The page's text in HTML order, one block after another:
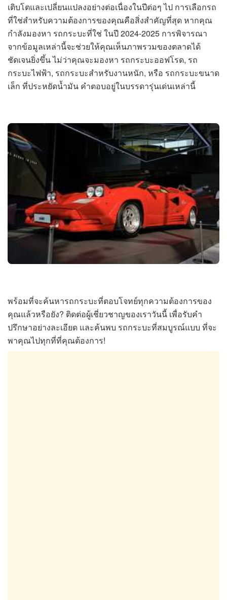
เติบโตและเปลี่ยนแปลงอย่างต่อเนื่องในปีต่อๆ ไป การเลือกรถ
ที่ใช่สำหรับความต้องการของคุณคือสิ่งสำคัญที่สุด หากคุณ
กำลังมองหา รถกระบะที่ใช่ ในปี 2024-2025 การพิจารณา
จากข้อมูลเหล่านี้จะช่วยให้คุณเห็นภาพรวมของตลาดได้
ชัดเจนยิ่งขึ้น ไม่ว่าคุณจะมองหา รถกระบะออฟโรด, รถ
กระบะไฟฟ้า, รถกระบะสำหรับงานหนัก, หรือ รถกระบะขนาด
เล็ก ที่ประหยัดน้ำมัน คำตอบอยู่ในบรรดารุ่นเด่นเหล่านี้
พร้อมที่จะค้นหารถกระบะที่ตอบโจทย์ทุกความต้องการของ
คุณแล้วหรือยัง? ติดต่อผู้เชี่ยวชาญของเราวันนี้ เพื่อรับคำ
ปรึกษาอย่างละเอียด และค้นพบ รถกระบะที่สมบูรณ์แบบ ที่จะ
พาคุณไปทุกที่ที่คุณต้องการ!